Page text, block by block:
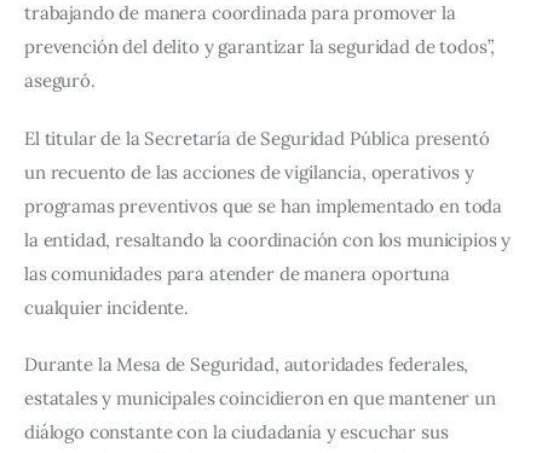
trabajando de manera coordinada para promover la
prevención del delito y garantizar la seguridad de todos”,
aseguró.
El titular de la Secretaría de Seguridad Pública presentó
un recuento de las acciones de vigilancia, operativos y
programas preventivos que se han implementado en toda
la entidad, resaltando la coordinación con los municipios y
las comunidades para atender de manera oportuna
cualquier incidente.
Durante la Mesa de Seguridad, autoridades federales,
estatales y municipales coincidieron en que mantener un
diálogo constante con la ciudadanía y escuchar sus